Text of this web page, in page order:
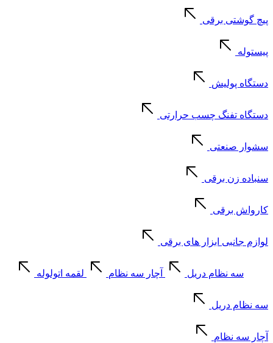
پیچ گوشتی برقی
پیستوله
دستگاه پولیش
دستگاه تفنگ چسب حرارتی
سشوار صنعتی
سنباده زن برقی
کارواش برقی
لوازم جانبی ابزار های برقی
سه نظام دریل آچار سه نظام لقمه اتولوله
سه نظام دریل
آچار سه نظام